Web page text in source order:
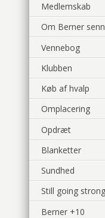
Medlemskab
Om Berner
Vennebog
Klubben
Køb af hvalp
Omplacering
Opdræt
Blanketter
Sundhed
Still going strong
Berner +10